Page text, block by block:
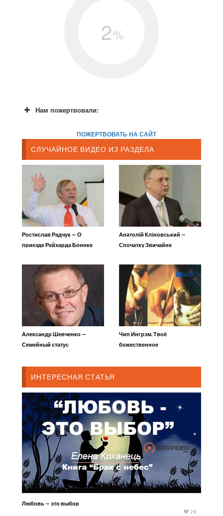
2%
Нам пожертвовали:
ПОЖЕРТВОВАТЬ НА САЙТ
СЛУЧАЙНОЕ ВИДЕО ИЗ РАЗДЕЛА
Ростислав Радчук — О
приезде Рейхарда Боннке
Анатолій Кліновський —
Спочатку Звичайне
Александр Шевченко —
Семейный статус
Чип Ингрэм. Твоё
божественное
ИНТЕРЕСНАЯ СТАТЬЯ
Любовь — это выбор
24